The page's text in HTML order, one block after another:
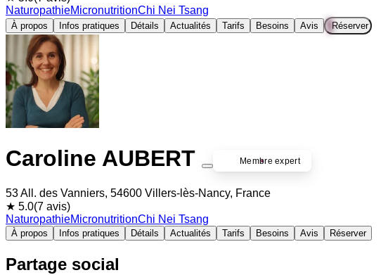
NaturopathieMicronutritionChi Nei Tsang
À propos Infos pratiques Détails Actualités Tarifs Besoins Avis Réserver
Caroline AUBERT Membre expert
53 All. des Vanniers, 54600 Villers-lès-Nancy, France
★ 5.0(7 avis)
NaturopathieMicronutritionChi Nei Tsang
À propos Infos pratiques Détails Actualités Tarifs Besoins Avis Réserver
Partage social